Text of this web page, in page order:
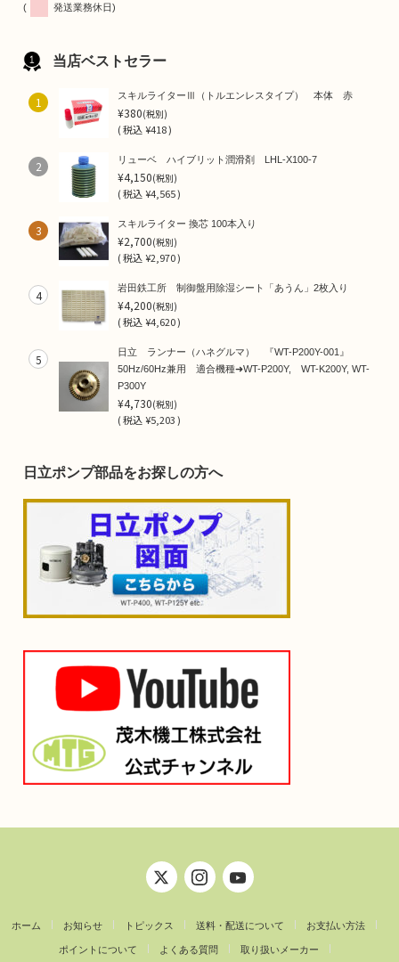
( 発送業務休日)
当店ベストセラー
1 スキルライターⅢ（トルエンレスタイプ） 本体 赤
¥380(税別)
(税込¥418 )
2 リューベ ハイブリット潤滑剤 LHL-X100-7
¥4,150(税別)
(税込¥4,565 )
3 スキルライター 換芯 100本入り
¥2,700(税別)
(税込¥2,970 )
4 岩田鉄工所 制御盤用除湿シート「あうん」2枚入り
¥4,200(税別)
(税込¥4,620 )
5
日立 ランナー（ハネグルマ） 『WT-P200Y-001』
50Hz/60Hz兼用 適合機種➜WT-P200Y, WT-K200Y, WT-
P300Y
¥4,730(税別)
(税込¥5,203 )
日立ポンプ部品をお探しの方へ
ホーム お知らせ トピックス 送料・配送について お支払い方法
ポイントについて よくある質問 取り扱いメーカー